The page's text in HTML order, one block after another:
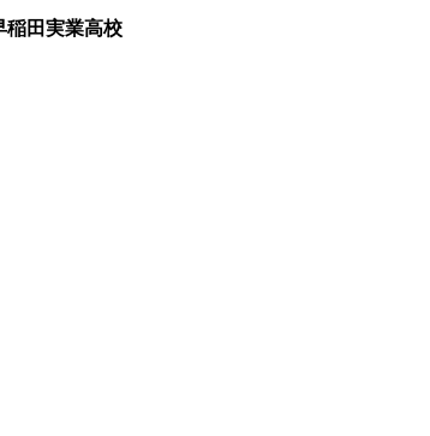
稲田実業高校